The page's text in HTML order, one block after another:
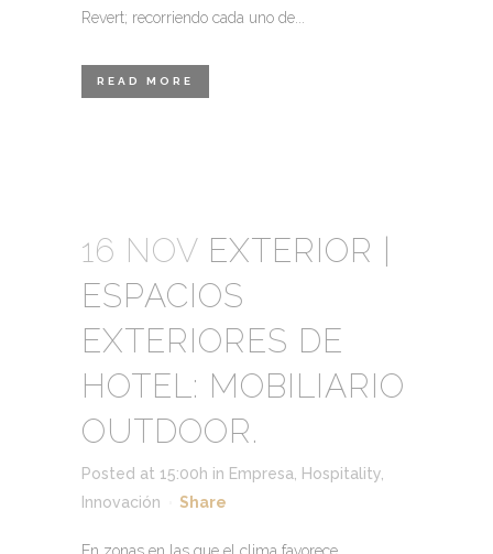
Revert; recorriendo cada uno de...
READ MORE
16 NOV EXTERIOR |
ESPACIOS
EXTERIORES DE
HOTEL: MOBILIARIO
OUTDOOR.
Posted at 15:00h in Empresa Hospitality
Innovación
Share